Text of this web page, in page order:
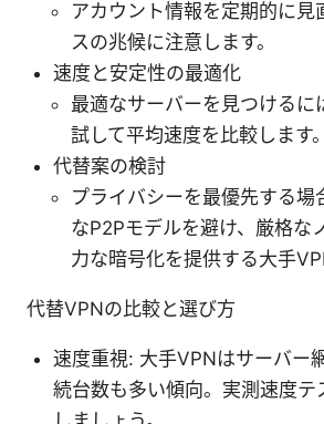
アカウント情報を定期的に見
スの兆候に注意します。
速度と安定性の最適化
最適なサーバーを見つけるに
試して平均速度を比較します。
代替案の検討
プライバシーを最優先する場
なP2Pモデルを避け、厳格な
力な暗号化を提供する大手
代替VPNの比較と選び方
速度重視: 大手VPNはサーバー
続台数も多い傾向。実測速度テ